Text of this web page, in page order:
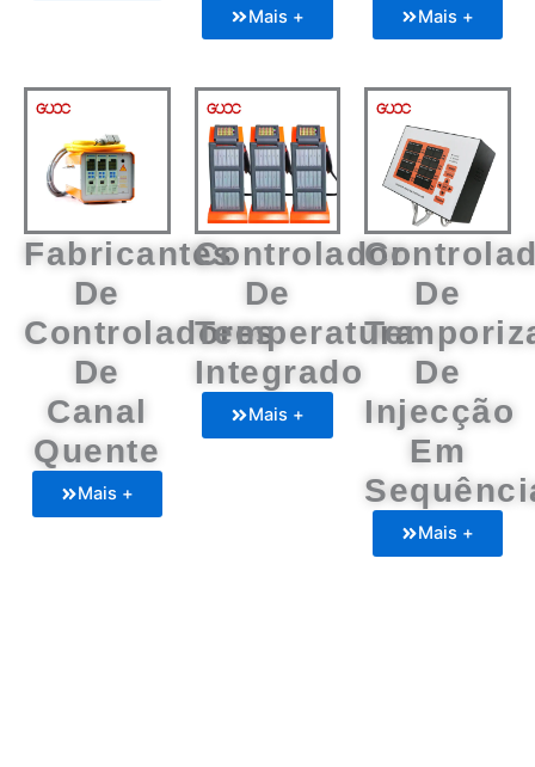
Mais + Mais +
Fabricantes
De
Controladores
De
Canal
Quente
Mais +
Controlador
De
Temperatura
Integrado
Mais +
De
De
Injecção
Em
Mais +